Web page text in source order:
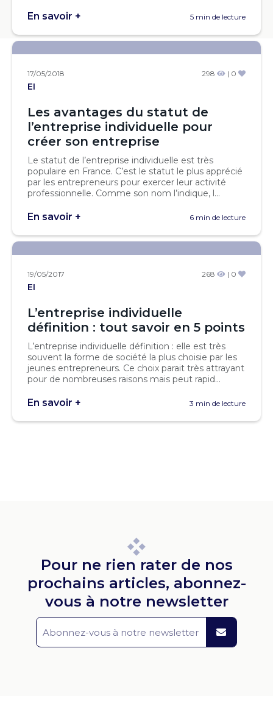
En savoir + 5 min de lecture
17/05/2018 298 | 0
EI
Les avantages du statut de
l’entreprise individuelle pour
créer son entreprise
Le statut de l’entreprise individuelle est très
populaire en France. C’est le statut le plus apprécié
par les entrepreneurs pour exercer leur activité
professionnelle. Comme son nom l’indique, l...
En savoir + 6 min de lecture
19/05/2017 268 | 0
EI
L’entreprise individuelle
définition : tout savoir en 5 points
L’entreprise individuelle définition : elle est très
souvent la forme de société la plus choisie par les
jeunes entrepreneurs. Ce choix parait très attrayant
pour de nombreuses raisons mais peut rapid...
En savoir + 3 min de lecture
Pour ne rien rater de nos
prochains articles, abonnez-
vous à notre newsletter